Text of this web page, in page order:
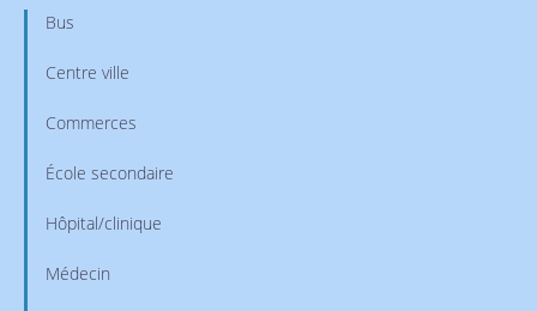
Bus
Centre ville
Commerces
École secondaire
Hôpital/clinique
Médecin